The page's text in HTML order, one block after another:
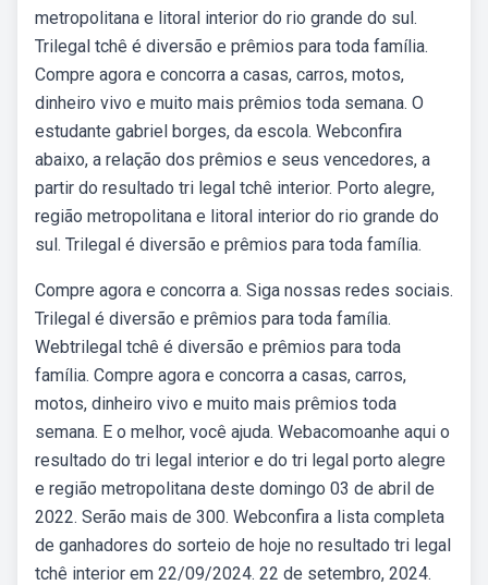
metropolitana e litoral interior do rio grande do sul.
Trilegal tchê é diversão e prêmios para toda família.
Compre agora e concorra a casas, carros, motos,
dinheiro vivo e muito mais prêmios toda semana. O
estudante gabriel borges, da escola. Webconfira
abaixo, a relação dos prêmios e seus vencedores, a
partir do resultado tri legal tchê interior. Porto alegre,
região metropolitana e litoral interior do rio grande do
sul. Trilegal é diversão e prêmios para toda família.
Compre agora e concorra a. Siga nossas redes sociais.
Trilegal é diversão e prêmios para toda família.
Webtrilegal tchê é diversão e prêmios para toda
família. Compre agora e concorra a casas, carros,
motos, dinheiro vivo e muito mais prêmios toda
semana. E o melhor, você ajuda. Webacomoanhe aqui o
resultado do tri legal interior e do tri legal porto alegre
e região metropolitana deste domingo 03 de abril de
2022. Serão mais de 300. Webconfira a lista completa
de ganhadores do sorteio de hoje no resultado tri legal
tchê interior em 22/09/2024. 22 de setembro, 2024.